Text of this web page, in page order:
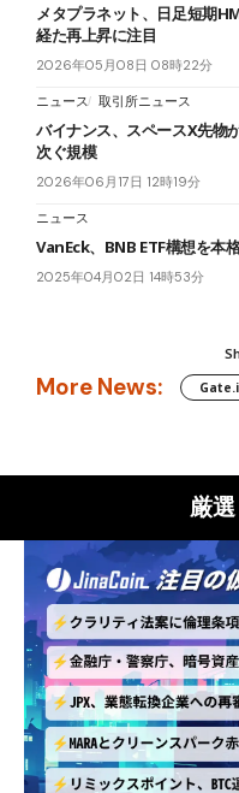
メタプラネット、日足短期
経た再上昇に注目
2026年05月08日 08時22分
ニュース 取引所ニュース
バイナンス、スペースX先物
次ぐ規模
2026年06月17日 12時19分
ニュース
VanEck、BNB ETF構想を本
2025年04月02日 14時53分
More News:
厳